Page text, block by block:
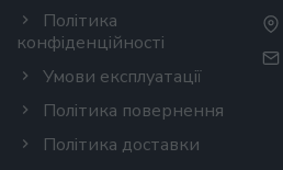
Політика
конфіденційності
Умови експлуатації
Політика повернення
Політика доставки